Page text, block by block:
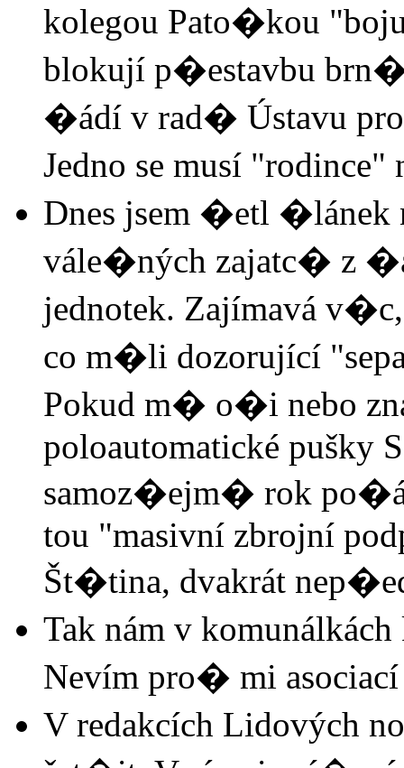
kolegou Pato�kou
blokují p�estavbu
�ádí v rad� Ústavu
Jedno se musí
Dnes jsem �etl �lánek
vále�ných zajatc� z
jednotek. Zajímavá
co m�li dozorující
Pokud m� o�i nebo
poloautomatické pušky
samoz�ejm� rok
tou "masivní zbrojní
Št�tina, dvakrát
Tak nám v
Nevím pro� mi
V redakcích Lidových